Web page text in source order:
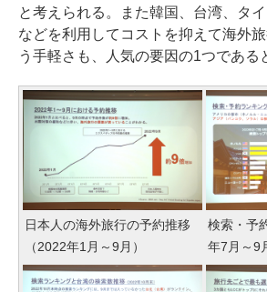
と考えられる。また韓国、台湾、タ
などを利用してコストを抑えて海外
う手軽さも、人気の要因の1つである
日本人の海外旅行の予約推移
（2022年1月～9月）
検索・予
年7月～9